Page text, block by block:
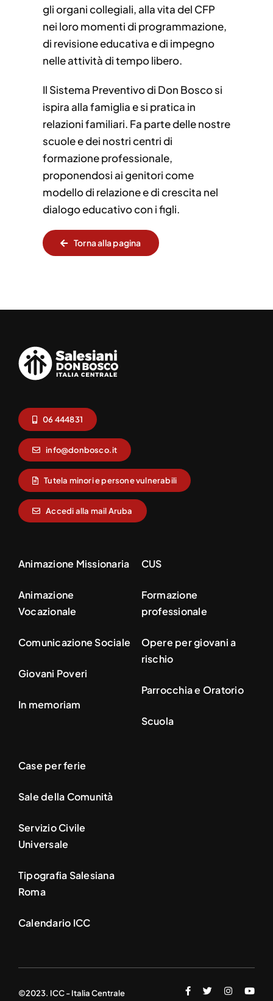
gli organi collegiali, alla vita del CFP
nei loro momenti di programmazione,
di revisione educativa e di impegno
nelle attività di tempo libero.
Il Sistema Preventivo di Don Bosco si
ispira alla famiglia e si pratica in
relazioni familiari. Fa parte delle nostre
scuole e dei nostri centri di
formazione professionale,
proponendosi ai genitori come
modello di relazione e di crescita nel
dialogo educativo con i figli.
Torna alla pagina
06 444831
info@donbosco.it
Tutela minori e persone vulnerabili
Accedi alla mail Aruba
Animazione Missionaria
Animazione
Vocazionale
Comunicazione Sociale
Giovani Poveri
In memoriam
CUS
Formazione
professionale
Opere per giovani a
rischio
Parrocchia e Oratorio
Scuola
Case per ferie
Sale della Comunità
Servizio Civile
Universale
Tipografia Salesiana
Roma
Calendario ICC
©2023. ICC - Italia Centrale